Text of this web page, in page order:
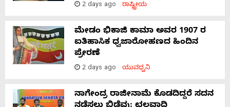
2 days ago ರಾಷ್ಟ್ರೀಯ
ಮೇಡಂ ಭಿಕಾಜಿ ಕಾಮಾ ಅವರ 1907 ರ
ಐತಿಹಾಸಿಕ ಧ್ವಜಾರೋಹಣದ ಹಿಂದಿನ
ಪ್ರೇರಣೆ
2 days ago ಯುವಧ್ವನಿ
ನಾಗೇಂದ್ರ ರಾಜೀನಾಮೆ ಕೊಡದಿದ್ದರೆ ಸದನ